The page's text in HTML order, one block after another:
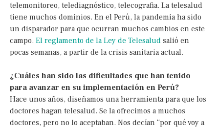
telemonitoreo, telediagnóstico, telecografia. La telesalud
tiene muchos dominios. En el Perú, la pandemia ha sido
un disparador para que ocurran muchos cambios en este
campo. El reglamento de la Ley de Telesalud salió en
pocas semanas, a partir de la crisis sanitaria actual.
¿Cuáles han sido las dificultades que han tenido
para avanzar en su implementación en Perú?
Hace unos años, diseñamos una herramienta para que los
doctores hagan telesalud. Se la ofrecimos a muchos
doctores, pero no lo aceptaban. Nos decían “por qué voy a